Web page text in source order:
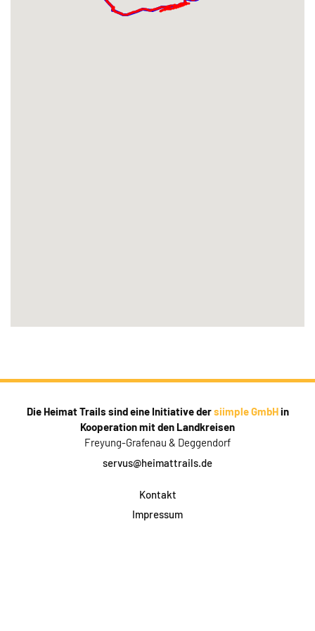
Die Heimat Trails sind eine Initiative dersiimple GmbHin
Kooperation mit den Landkreisen
Freyung-Grafenau & Deggendorf
servus@heimattrails.de
Kontakt
Impressum